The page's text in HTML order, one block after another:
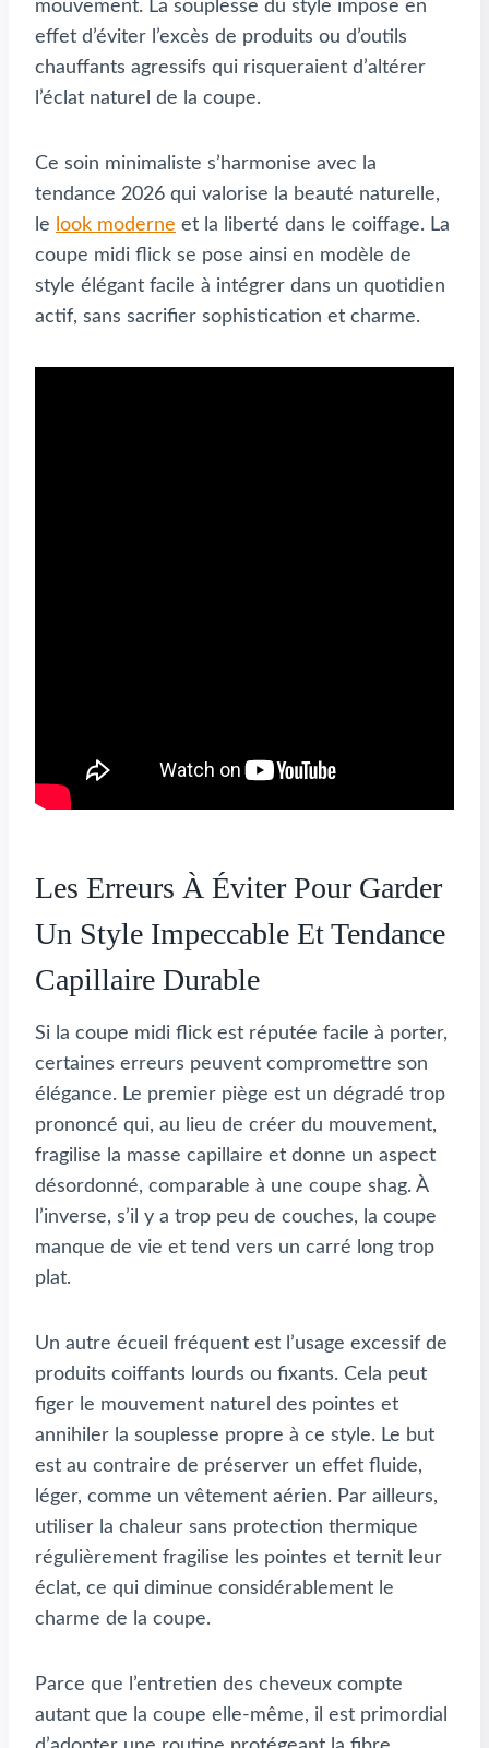
mouvement. La souplesse du style impose en
effet d’éviter l’excès de produits ou d’outils
chauffants agressifs qui risqueraient d’altérer
l’éclat naturel de la coupe.
Ce soin minimaliste s’harmonise avec la
tendance 2026 qui valorise la beauté naturelle,
le look moderne et la liberté dans le coiffage. La
coupe midi flick se pose ainsi en modèle de
style élégant facile à intégrer dans un quotidien
actif, sans sacrifier sophistication et charme.
Les Erreurs À Éviter Pour Garder
Un Style Impeccable Et Tendance
Capillaire Durable
Si la coupe midi flick est réputée facile à porter,
certaines erreurs peuvent compromettre son
élégance. Le premier piège est un dégradé trop
prononcé qui, au lieu de créer du mouvement,
fragilise la masse capillaire et donne un aspect
désordonné, comparable à une coupe shag. À
l’inverse, s’il y a trop peu de couches, la coupe
manque de vie et tend vers un carré long trop
plat.
Un autre écueil fréquent est l’usage excessif de
produits coiffants lourds ou fixants. Cela peut
figer le mouvement naturel des pointes et
annihiler la souplesse propre à ce style. Le but
est au contraire de préserver un effet fluide,
léger, comme un vêtement aérien. Par ailleurs,
utiliser la chaleur sans protection thermique
régulièrement fragilise les pointes et ternit leur
éclat, ce qui diminue considérablement le
charme de la coupe.
Parce que l’entretien des cheveux compte
autant que la coupe elle-même, il est primordial